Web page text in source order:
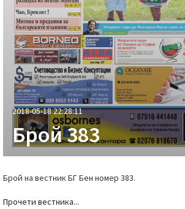
2018-05-18 22:28:11
Брой 383
Брой на вестник БГ Бен номер 383.
Прочети вестника...